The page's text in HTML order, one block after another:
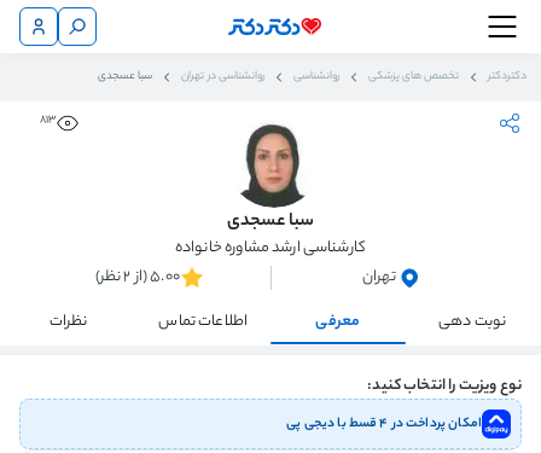
دکتردکتر تخصص های پزشکی روانشناسی روانشناسی در تهران سبا عسجدی
813
سبا عسجدی
کارشناسی ارشد مشاوره خانواده
تهران
5.00 (از 2 نظر)
نوبت دهی
معرفی اطلاعات تماس نظرات
نوع ویزیت را انتخاب کنید:
امکان پرداخت در ۴ قسط با دیجی پی